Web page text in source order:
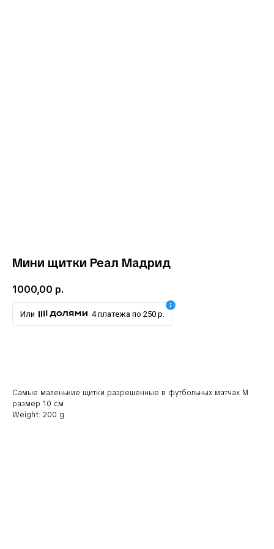
Мини щитки Реал Мадрид
1000,00 р.
Или 4 платежа по 250 р.
Самые маленькие щитки разрешенные в футбольных матчах M
размер 10 см
Weight: 200 g